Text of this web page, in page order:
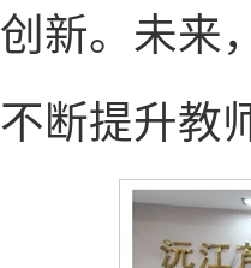
创新。未来
不断提升教